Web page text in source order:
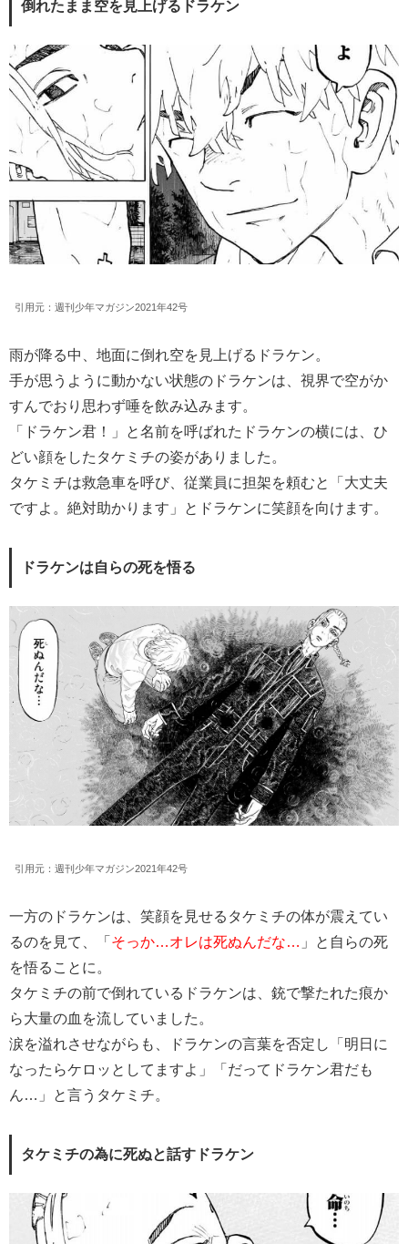
倒れたまま空を見上げるドラケン
引用元：週刊少年マガジン2021年42号
雨が降る中、地面に倒れ空を見上げるドラケン。
手が思うように動かない状態のドラケンは、視界で空がか
すんでおり思わず唾を飲み込みます。
「ドラケン君！」と名前を呼ばれたドラケンの横には、ひ
どい顔をしたタケミチの姿がありました。
タケミチは救急車を呼び、従業員に担架を頼むと「大丈夫
ですよ。絶対助かります」とドラケンに笑顔を向けます。
ドラケンは自らの死を悟る
引用元：週刊少年マガジン2021年42号
一方のドラケンは、笑顔を見せるタケミチの体が震えてい
るのを見て、「 そっか…オレは死ぬんだな… 」と自らの死
を悟ることに。
タケミチの前で倒れているドラケンは、銃で撃たれた痕か
ら大量の血を流していました。
涙を溢れさせながらも、ドラケンの言葉を否定し「明日に
なったらケロッとしてますよ」「だってドラケン君だも
ん…」と言うタケミチ。
タケミチの為に死ぬと話すドラケン